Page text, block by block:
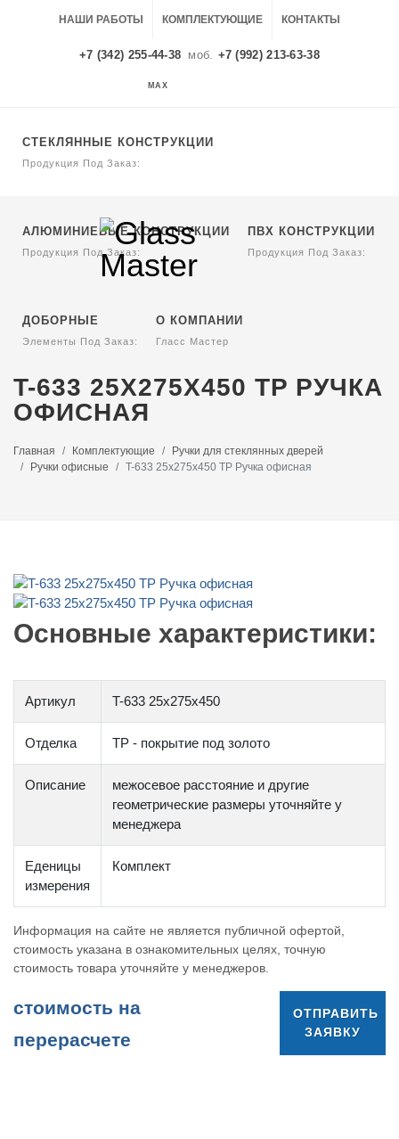
НАШИ РАБОТЫ КОМПЛЕКТУЮЩИЕ КОНТАКТЫ
+7 (342) 255-44-38 моб. +7 (992) 213-63-38
MAX
СТЕКЛЯННЫЕ КОНСТРУКЦИИ
Продукция Под Заказ:
АЛЮМИНИЕВЫЕ КОНСТРУКЦИИ
Продукция Под Заказ:
ПВХ КОНСТРУКЦИИ
Продукция Под Заказ:
ДОБОРНЫЕ
Элементы Под Заказ:
О КОМПАНИИ
Гласс Мастер
T-633 25X275Х450 TP РУЧКА
ОФИСНАЯ
Главная Комплектующие
Ручки для стеклянных дверей
Ручки офисные
T-633 25x275х450 TP Ручка офисная
Основные характеристики:
Артикул T-633 25х275х450
Отделка TP - покрытие под золото
Описание
межосевое расстояние и другие
геометрические размеры уточняйте у
менеджера
Еденицы
измерения
Комплект
Информация на сайте не является публичной офертой,
стоимость указана в ознакомительных целях, точную
стоимость товара уточняйте у менеджеров.
cтоимость на
перерасчете
ОТПРАВИТЬ
ЗАЯВКУ